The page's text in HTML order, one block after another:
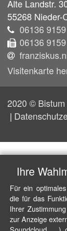
Alte Landstr.
55268 Nieder-
06136
06136
Visitenkarte
2020 © Bistum
Ihre
Für ein
die für das
Ihrer
zur Anzeige